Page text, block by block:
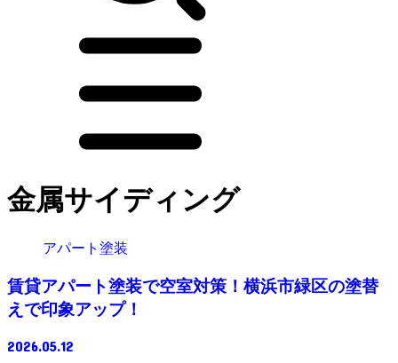
金属サイディング
アパート塗装
賃貸アパート塗装で空室対策！横浜市緑区の塗替
えで印象アップ！
2026.05.12